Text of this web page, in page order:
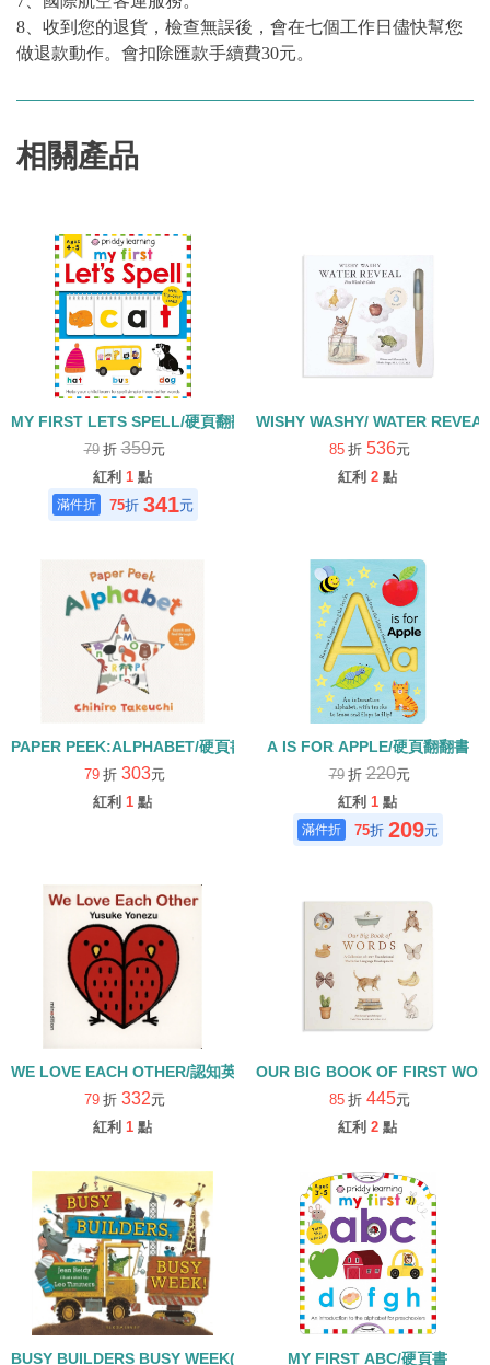
8、收到您的退貨，檢查無誤後，會在七個工作日儘快幫您
做退款動作。會扣除匯款手續費30元。
相關產品
MY FIRST LETS SPELL/硬頁翻翻書
79 折359元
紅利 1 點
75折 341元
WISHY WASHY/ WATER
85 折 536元
紅利 2 點
PAPER PEEK:ALPHABET/硬頁書
79 折 303元
紅利 1 點
A IS FOR APPLE/硬頁翻翻書
79 折220元
紅利 1 點
75折 209元
WE LOVE EACH OTHER/認知英文硬頁童書
79 折 332元
紅利 1 點
OUR BIG BOOK OF FIRST
85 折 445元
紅利 2 點
BUSY BUILDERS BUSY WEEK(中譯：好忙好忙的建築工)/硬頁書
MY FIRST ABC/硬頁書